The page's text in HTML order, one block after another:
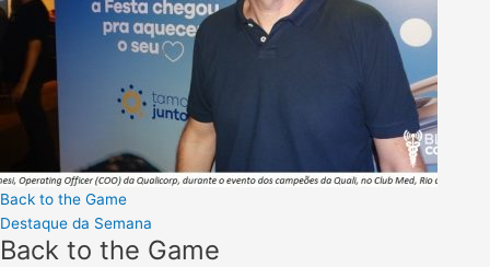
Back to the Game
Destaque da Semana
Back to the Game